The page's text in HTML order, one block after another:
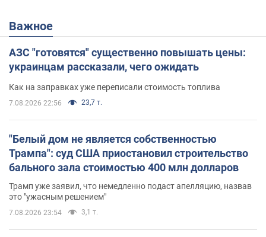
Важное
АЗС "готовятся" существенно повышать цены:
украинцам рассказали, чего ожидать
Как на заправках уже переписали стоимость топлива
7.08.2026 22:56 23,7 т.
"Белый дом не является собственностью
Трампа": суд США приостановил строительство
бального зала стоимостью 400 млн долларов
Трамп уже заявил, что немедленно подаст апелляцию, назвав
это "ужасным решением"
7.08.2026 23:54 3,1 т.